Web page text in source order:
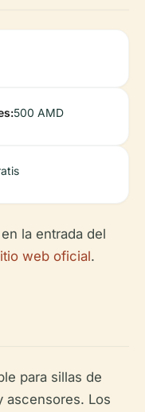
500 AMD
la entrada del
web oficial.
para sillas de
ascensores. Los